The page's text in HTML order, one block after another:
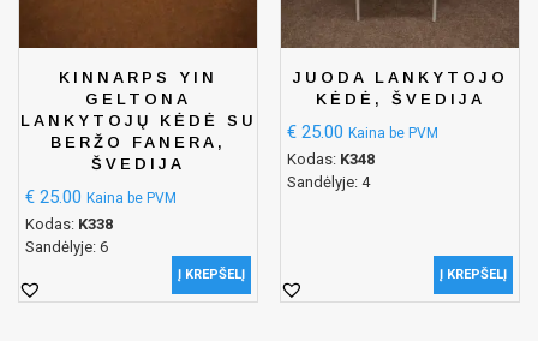
KINNARPS YIN
GELTONA
LANKYTOJŲ KĖDĖ SU
BERŽO FANERA,
ŠVEDIJA
€ 25.00 Kaina be PVM
Kodas: K338
Sandėlyje: 6
Į KREPŠELĮ
JUODA LANKYTOJO
KĖDĖ, ŠVEDIJA
€ 25.00 Kaina be PVM
Kodas: K348
Sandėlyje: 4
Į KREPŠELĮ